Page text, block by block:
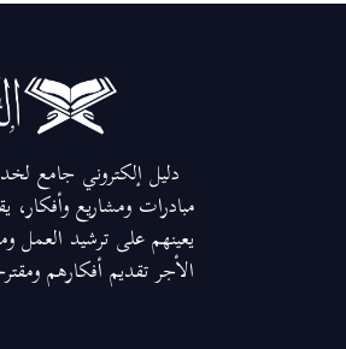
دليل إلكتروني جامع
مبادرات ومشاريع وأفكار،
يعينهم على ترشيد العمل
الأجر تقديم أفكارهم